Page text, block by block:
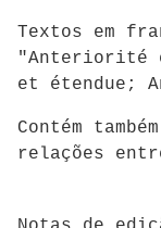
Textos em
"Anteriorité
et étendue;
Contém
relações